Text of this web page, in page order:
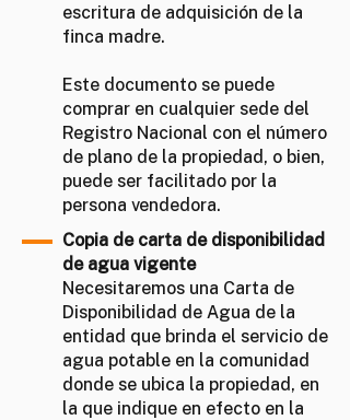
escritura de adquisición de la
finca madre.
Este documento se puede
comprar en cualquier sede del
Registro Nacional con el número
de plano de la propiedad, o bien,
puede ser facilitado por la
persona vendedora.
Copia de carta de disponibilidad
de agua vigente
Necesitaremos una Carta de
Disponibilidad de Agua de la
entidad que brinda el servicio de
agua potable en la comunidad
donde se ubica la propiedad, en
la que indique en efecto en la